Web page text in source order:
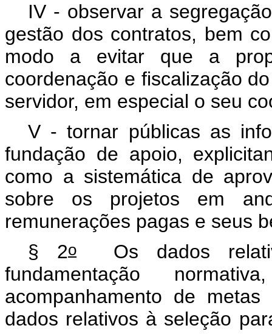
IV - observar a
gestão dos contratos, bem
modo a evitar que a
coordenação e fiscalização
servidor, em especial o seu
V - tornar públicas as
fundação de apoio,
como a sistemática de
sobre os projetos em
remunerações pagas e seus
§ 2o
Os dados
fundamentação
acompanhamento de
dados relativos à seleção